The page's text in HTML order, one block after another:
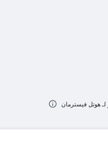
هوتل فيسترمان